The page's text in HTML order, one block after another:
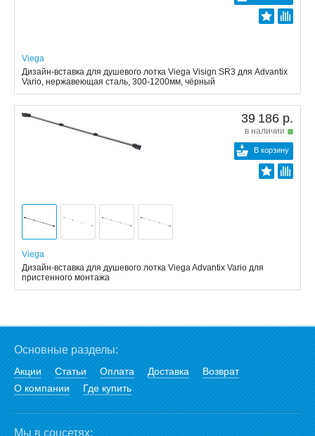
Viega
Дизайн-вставка для душевого лотка Viega Visign SR3 для Advantix
Vario, нержавеющая сталь, 300-1200мм, чёрный
39 186 р.
в наличии
В корзину
Viega
Дизайн-вставка для душевого лотка Viega Advantix Vario для
пристенного монтажа
Основные разделы:
Акции Статьи Оплата Доставка
Возврат
О компании
Где купить
Мы в соцсетях: